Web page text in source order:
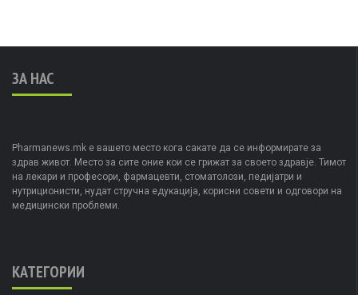
ЗА НАС
Pharmanews.mk е вашето место кога сакате да се информирате за
здрав живот. Место за сите оние кои се грижат за своето здравје. Тимот
на лекари и професори, фармацевти, стоматолози, педијатри и
нутриционисти, нудат стручна едукација, корисни совети и одговори на
медицински проблеми.
КАТЕГОРИИ